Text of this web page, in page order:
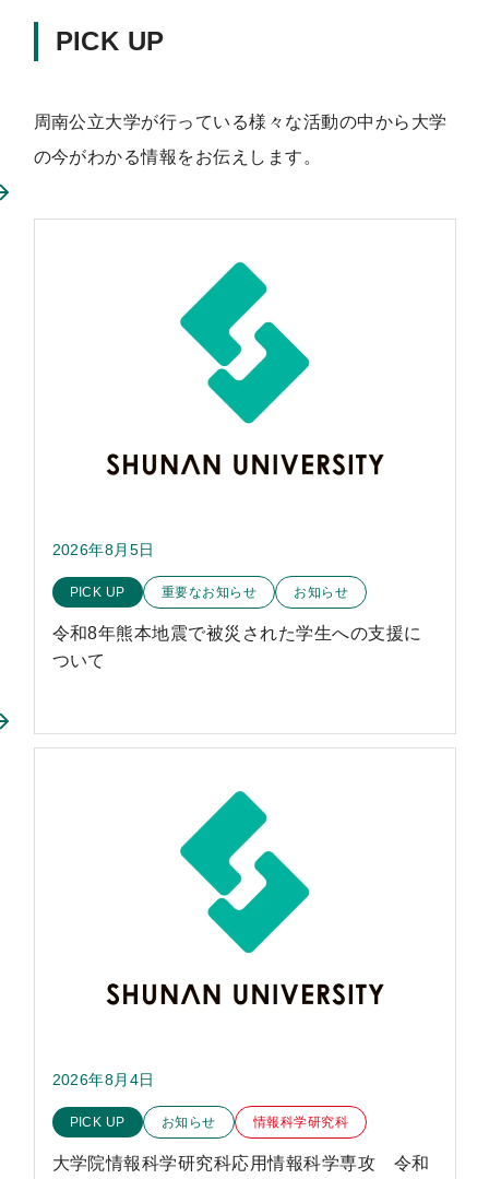
PICK UP
周南公立大学が行っている様々な活動の中から大学
の今がわかる情報をお伝えします。
2026年8月5日
このお知らせのカテゴリー
PICK UP 重要なお知らせ お知らせ
令和8年熊本地震で被災された学生への支援に
ついて
2026年8月4日
このお知らせのカテゴリー
PICK UP お知らせ 情報科学研究科
大学院情報科学研究科応用情報科学専攻 令和